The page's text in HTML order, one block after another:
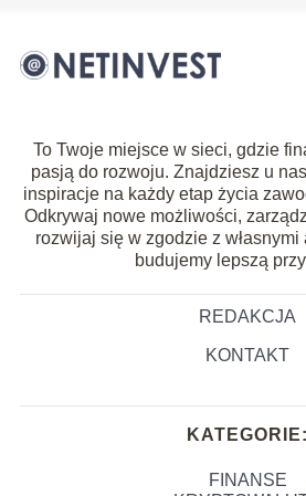
To Twoje miejsce w sieci, gdzie
pasją do rozwoju. Znajdziesz u
inspiracje na każdy etap życia
Odkrywaj nowe możliwości,
rozwijaj się w zgodzie z
budujemy lepszą
REDAKCJA
KONTAKT
KATEGORIE:
FINANSE